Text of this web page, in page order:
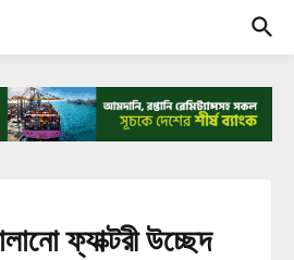
ফ্যাক্টরী উচ্ছেদ